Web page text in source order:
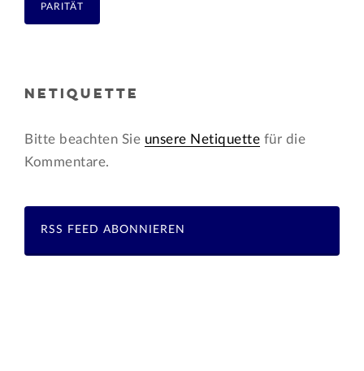
PARITÄT
NETIQUETTE
Bitte beachten Sie unsere Netiquette für die
Kommentare.
RSS FEED ABONNIEREN